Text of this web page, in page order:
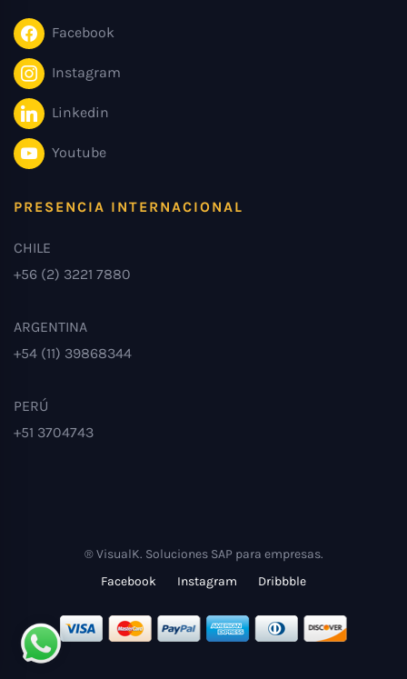
Facebook
Instagram
Linkedin
Youtube
PRESENCIA INTERNACIONAL
CHILE
+56 (2) 3221 7880
ARGENTINA
+54 (11) 39868344
PERÚ
+51 3704743
® VisualK. Soluciones SAP para empresas.
Facebook
Instagram Dribbble